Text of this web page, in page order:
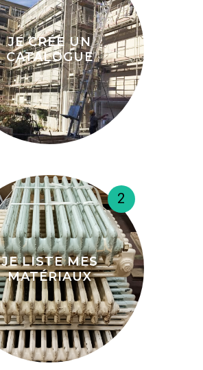
JE CRÉE UN
CATALOGUE
2
JE LISTE MES
MATÉRIAUX